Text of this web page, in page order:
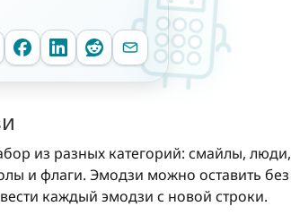
из разных категорий: смайлы, люди,
и флаги. Эмодзи можно оставить без
каждый эмодзи с новой строки.